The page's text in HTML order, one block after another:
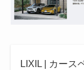
LIXIL | カース